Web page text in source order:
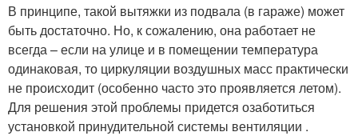
В принципе, такой вытяжки из подвала (в гараже) может
быть достаточно. Но, к сожалению, она работает не
всегда – если на улице и в помещении температура
одинаковая, то циркуляции воздушных масс практически
не происходит (особенно часто это проявляется летом).
Для решения этой проблемы придется озаботиться
установкой принудительной системы вентиляции .